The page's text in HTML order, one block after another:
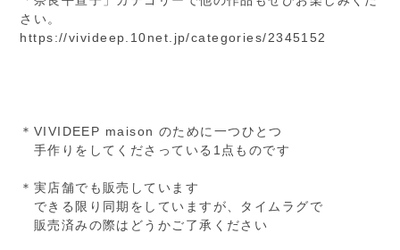
さい。
https://vivideep.10net.jp/categories/2345152
＊VIVIDEEP maison のために一つひとつ
手作りをしてくださっている1点ものです
＊実店舗でも販売しています
できる限り同期をしていますが、タイムラグで
販売済みの際はどうかご了承ください